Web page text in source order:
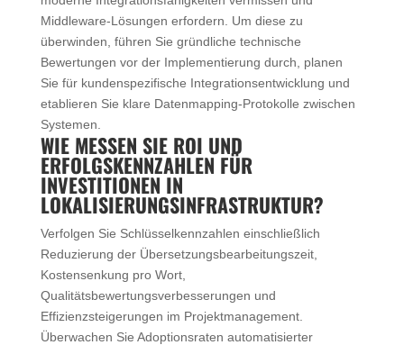
Middleware-Lösungen erfordern. Um diese zu
überwinden, führen Sie gründliche technische
Bewertungen vor der Implementierung durch, planen
Sie für kundenspezifische Integrationsentwicklung und
etablieren Sie klare Datenmapping-Protokolle zwischen
Systemen.
WIE MESSEN SIE ROI UND
ERFOLGSKENNZAHLEN FÜR
INVESTITIONEN IN
LOKALISIERUNGSINFRASTRUKTUR?
Verfolgen Sie Schlüsselkennzahlen einschließlich
Reduzierung der Übersetzungsbearbeitungszeit,
Kostensenkung pro Wort,
Qualitätsbewertungsverbesserungen und
Effizienzsteigerungen im Projektmanagement.
Überwachen Sie Adoptionsraten automatisierter